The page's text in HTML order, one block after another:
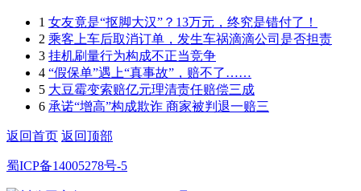
1 女友竟是“抠脚大汉”？13万元，终究是错付了！
2 乘客上车后取消订单，发生车祸滴滴公司是否担责
3 挂机刷量行为构成不正当竞争
4 “假保单”遇上“真事故”，赔不了……
5 大豆霉变索赔亿元理清责任赔偿三成
6 承诺“增高”构成欺诈 商家被判退一赔三
返回首页 返回顶部
蜀ICP备14005278号-5